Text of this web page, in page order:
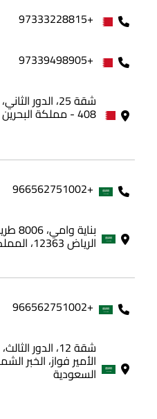
+97333228815
+97339498905
408 - مملكة البحرين
+966562751002
الرياض 12363، المملكة العربية السعودية
+966562751002
شقة 12، الدور
الأمير فواز، الخبر
السعودية